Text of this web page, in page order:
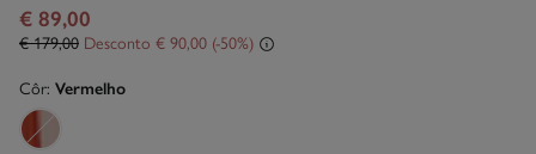
€ 89,00
€ 179,00 Desconto € 90,00 50
Côr: Vermelho